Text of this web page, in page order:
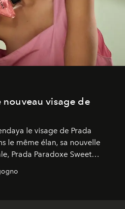
visage de
le visage de Prada
le même élan, sa nouvelle
Prada Paradoxe Sweet